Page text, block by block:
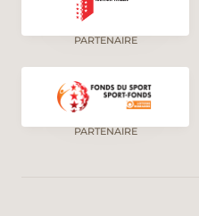
PARTENAIRE
PARTENAIRE